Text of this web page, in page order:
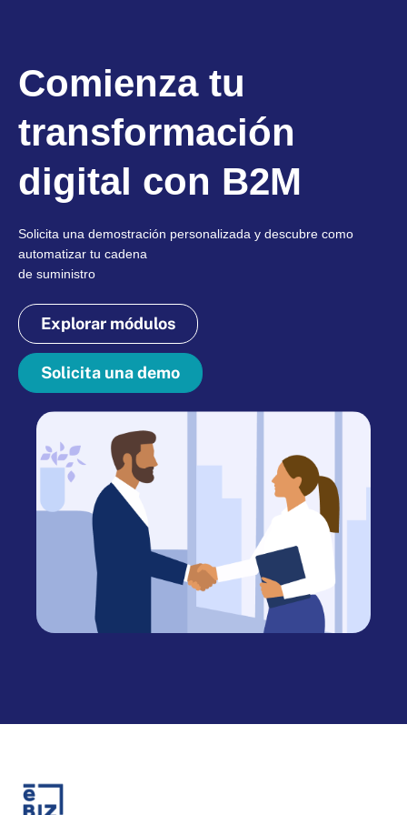
Comienza tu
transformación
digital con B2M
Solicita una demostración personalizada y descubre como
automatizar tu cadena
de suministro
Explorar módulos
Solicita una demo